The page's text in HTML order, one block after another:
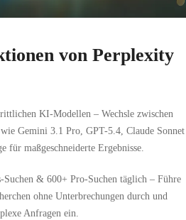
von Perplexity
KI-Modellen – Wechsle zwischen
Gemini 3.1 Pro, GPT-5.4, Claude Sonnet
für maßgeschneiderte Ergebnisse.
Suchen & 600+ Pro-Suchen täglich – Führe
ohne Unterbrechungen durch und
Anfragen ein.